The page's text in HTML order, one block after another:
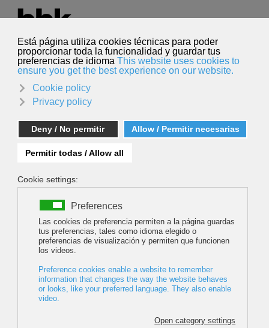
Select your language
English
Search
MT Vielha: el mejor cine de montaña llega al
Pirineo
22 February 2017